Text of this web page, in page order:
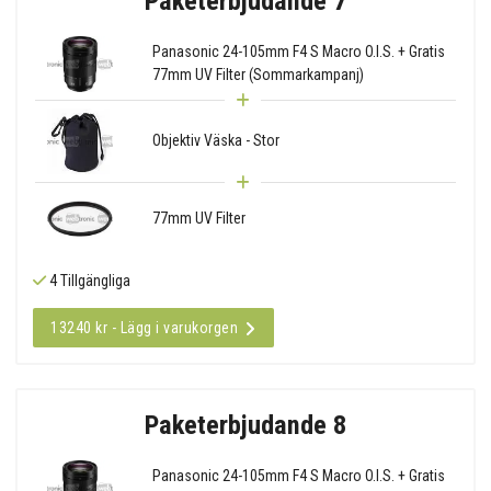
Panasonic 24-105mm F4 S Macro O.I.S. + Gratis
77mm UV Filter (Sommarkampanj)
Objektiv Väska - Stor
77mm UV Filter
4 Tillgängliga
13240 kr - Lägg i varukorgen
Paketerbjudande 8
Panasonic 24-105mm F4 S Macro O.I.S. + Gratis